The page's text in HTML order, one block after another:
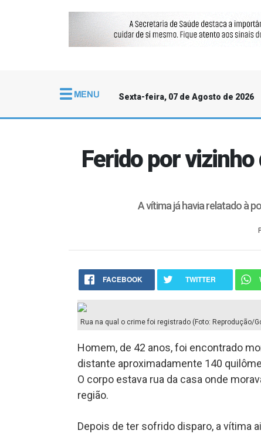
Sexta-feira, 07 de Agosto de 2026
Ferido por
A vítima já havia relatado à
FACEBOOK TWITTER
Rua na qual o crime foi registrado (Foto: Reprodução/
Homem, de 42 anos, foi encontrado
distante aproximadamente 140
O corpo estava rua da casa onde
região.
Depois de ter sofrido disparo, a vítima